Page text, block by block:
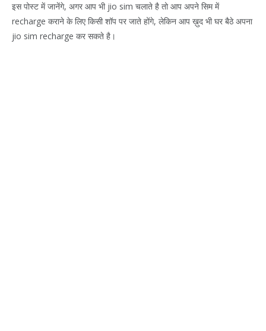
इस पोस्ट में जानेंगे, अगर आप भी jio sim चलाते है तो आप अपने सिम में
recharge कराने के लिए किसी शॉप पर जाते होंगे, लेकिन आप ख़ुद भी घर बैठे अपना
jio sim recharge कर सकते है।